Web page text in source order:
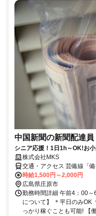
中国新聞の新聞配達員
シニア応援！1日1h～OK!お
株式会社MKS
交通・アクセス 芸備線「
時給1,500円～2,000円
広島県庄原市
勤務時間詳細 午前4：00
について】 ＊平日のみOK
っかり稼ぐことも可能! 【